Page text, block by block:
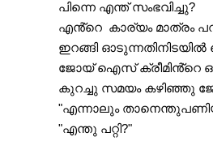
പിന്നെ എന്ത് സംഭവിച്ചു?
എൻ്റെ  കാര്യം മാത്രം
ഇറങ്ങി
ജോയ് ഐസ് ക്രീമിൻ്റെ
"എന്നാലും
"എന്തു പറ്റി?"